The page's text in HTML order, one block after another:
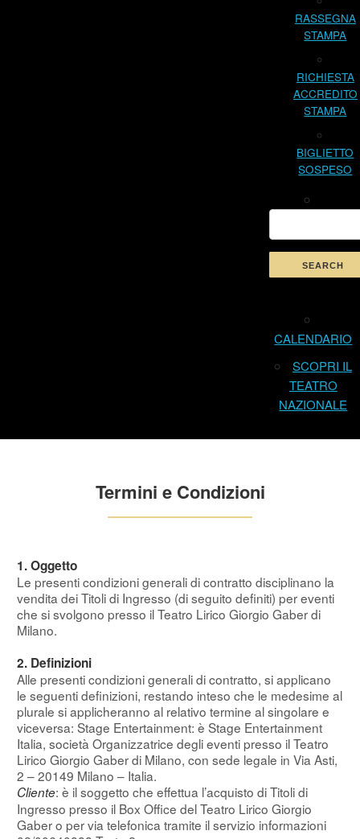
RASSEGNA
STAMPA
RICHIESTA
ACCREDITO
STAMPA
BIGLIETTO
SOSPESO
CALENDARIO
SCOPRI IL
TEATRO
NAZIONALE
Termini e Condizioni
1. Oggetto
Le presenti condizioni generali di contratto disciplinano la
vendita dei Titoli di Ingresso (di seguito definiti) per eventi
che si svolgono presso il Teatro Lirico Giorgio Gaber di
Milano.
2. Definizioni
Alle presenti condizioni generali di contratto, si applicano
le seguenti definizioni, restando inteso che le medesime al
plurale si applicheranno al relativo termine al singolare e
viceversa: Stage Entertainment: è Stage Entertainment
Italia, società Organizzatrice degli eventi presso il Teatro
Lirico Giorgio Gaber di Milano, con sede legale in Via Asti,
2 – 20149 Milano – Italia.
Cliente: è il soggetto che effettua l’acquisto di Titoli di
Ingresso presso il Box Office del Teatro Lirico Giorgio
Gaber o per via telefonica tramite il servizio informazioni